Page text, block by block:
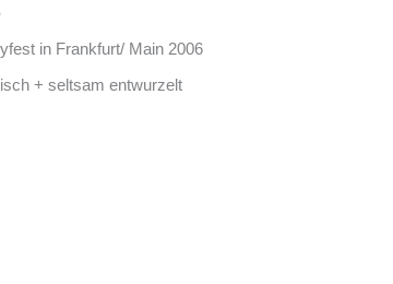
in Frankfurt/ Main 2006
+ seltsam entwurzelt